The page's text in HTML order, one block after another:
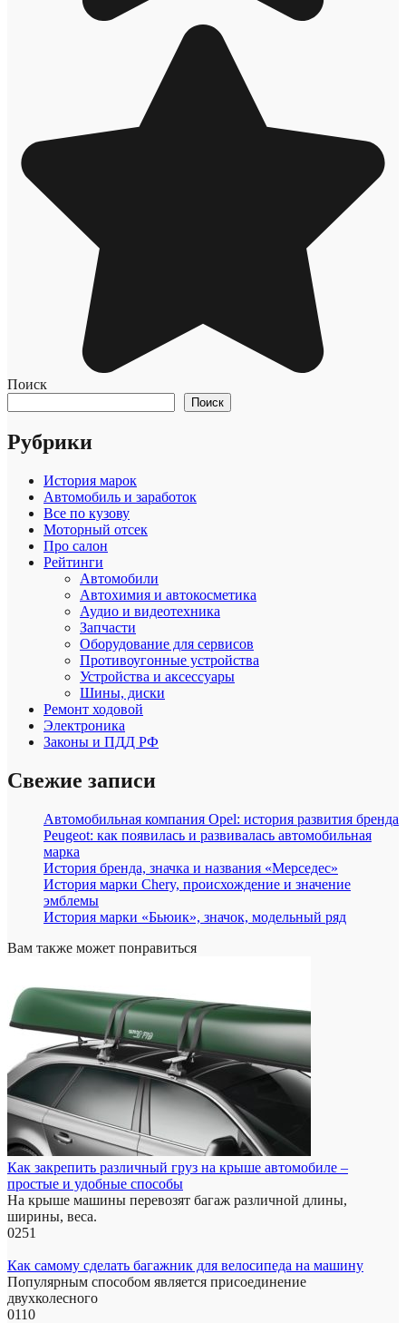
Поиск
Поиск
Рубрики
История марок
Автомобиль и заработок
Все по кузову
Моторный отсек
Про салон
Рейтинги
Автомобили
Автохимия и автокосметика
Аудио и видеотехника
Запчасти
Оборудование для сервисов
Противоугонные устройства
Устройства и аксессуары
Шины, диски
Ремонт ходовой
Электроника
Законы и ПДД РФ
Свежие записи
Автомобильная компания Opel: история развития бренда
Peugeot: как появилась и развивалась автомобильная
марка
История бренда, значка и названия «Мерседес»
История марки Chery, происхождение и значение
эмблемы
История марки «Бьюик», значок, модельный ряд
Вам также может понравиться
Как закрепить различный груз на крыше автомобиле –
простые и удобные способы
На крыше машины перевозят багаж различной длины,
ширины, веса.
0251
Как самому сделать багажник для велосипеда на машину
Популярным способом является присоединение
двухколесного
0110